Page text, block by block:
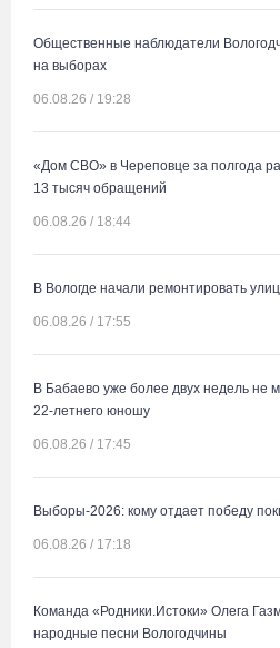
Общественные наблюдатели
на выборах
06.08.26 / 19:28
«Дом СВО» в Череповце за полгода
13 тысяч обращений
06.08.26 / 18:44
В Вологде начали ремонтировать
06.08.26 / 17:55
В Бабаево уже более двух недель не
22-летнего юношу
06.08.26 / 17:45
Выборы-2026: кому отдает победу
06.08.26 / 17:18
Команда «Родники.Истоки» Олега
народные песни Вологодчины